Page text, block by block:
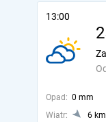
13:00
Opad: 0 mm
Wiatr:
6